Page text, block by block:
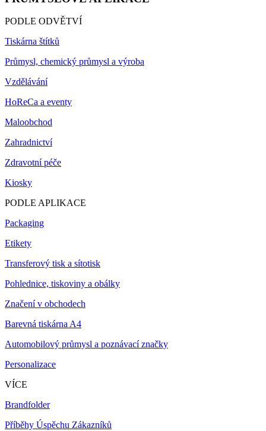
PODLE ODVĚTVÍ
Tiskárna štítků
Průmysl, chemický průmysl a výroba
Vzdělávání
HoReCa a eventy
Maloobchod
Zahradnictví
Zdravotní péče
Kiosky
PODLE APLIKACE
Packaging
Etikety
Transferový tisk a sítotisk
Pohlednice, tiskoviny a obálky
Značení v obchodech
Barevná tiskárna A4
Automobilový průmysl a poznávací značky
Personalizace
VÍCE
Brandfolder
Příběhy Úspěchu Zákazníků